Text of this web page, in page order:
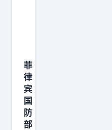
射
击
，
是
完
菲
律
宾
国
防
部